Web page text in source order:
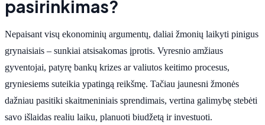
pasirinkimas?
Nepaisant visų ekonominių argumentų, daliai žmonių laikyti pinigus
grynaisiais – sunkiai atsisakomas įprotis. Vyresnio amžiaus
gyventojai, patyrę bankų krizes ar valiutos keitimo procesus,
gryniesiems suteikia ypatingą reikšmę. Tačiau jaunesni žmonės
dažniau pasitiki skaitmeniniais sprendimais, vertina galimybę stebėti
savo išlaidas realiu laiku, planuoti biudžetą ir investuoti.